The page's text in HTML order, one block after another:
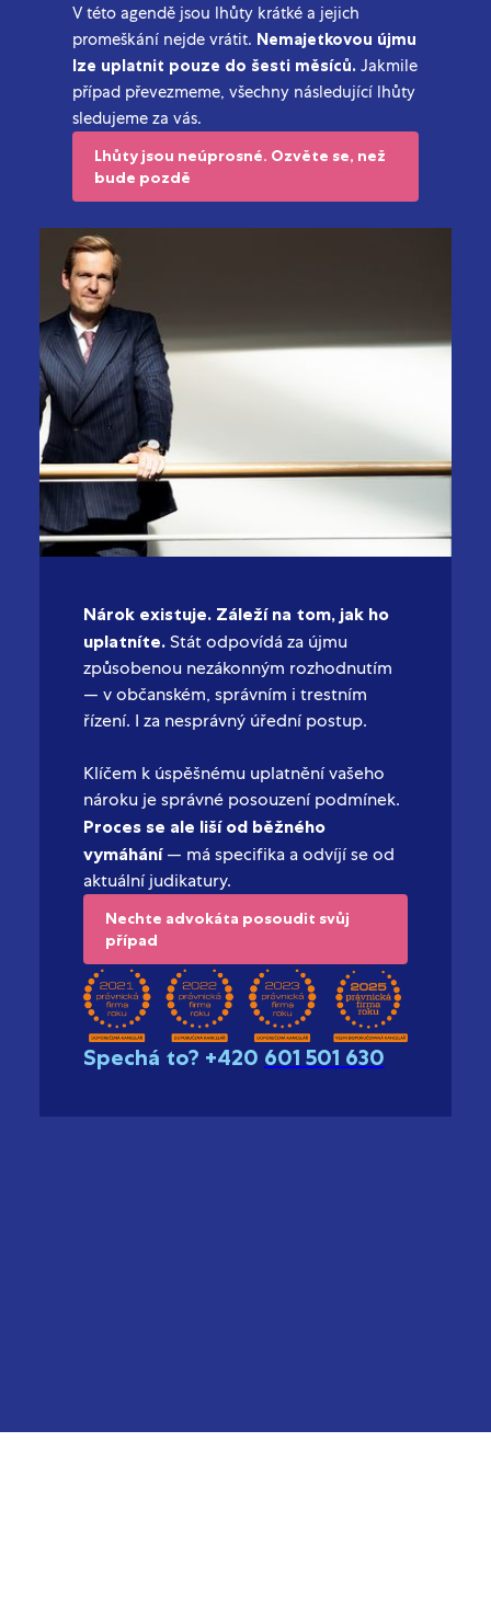
V této agendě jsou lhůty krátké a jejich
promeškání nejde vrátit. Nemajetkovou újmu
lze uplatnit pouze do šesti měsíců. Jakmile
případ převezmeme, všechny následující lhůty
sledujeme za vás.
Lhůty jsou neúprosné. Ozvěte se, než
bude pozdě
Nárok existuje. Záleží na tom, jak ho
uplatníte. Stát odpovídá za újmu
způsobenou nezákonným rozhodnutím
— v občanském, správním i trestním
řízení. I za nesprávný úřední postup.
Klíčem k úspěšnému uplatnění vašeho
nároku je správné posouzení podmínek.
Proces se ale liší od běžného
vymáhání — má specifika a odvíjí se od
aktuální judikatury.
Nechte advokáta posoudit svůj
případ
Spechá to? +420 601 501 630